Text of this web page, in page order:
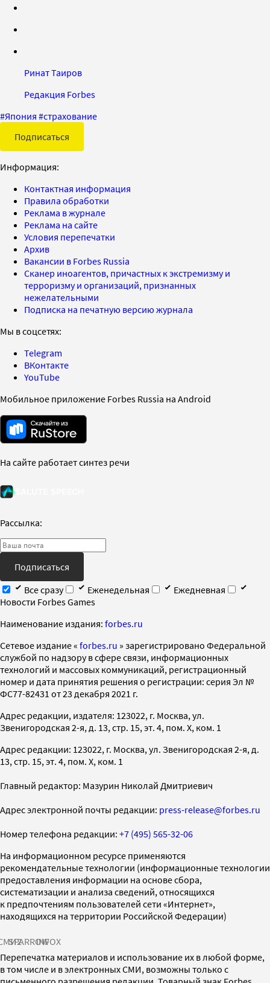
Ринат Таиров
Редакция Forbes
#Япония #страхование
Подписаться
Информация:
Контактная информация
Правила обработки
Реклама в журнале
Реклама на сайте
Условия перепечатки
Архив
Вакансии в Forbes Russia
Сканер иноагентов, причастных к экстремизму и
терроризму и организаций, признанных
нежелательными
Подписка на печатную версию журнала
Мы в соцсетях:
Telegram
ВКонтакте
YouTube
Мобильное приложение Forbes Russia на Android
На сайте работает синтез речи
Рассылка:
Подписаться
Все сразу
Еженедельная
Ежедневная
Новости Forbes Games
Наименование издания: forbes.ru
Cетевое издание « forbes.ru » зарегистрировано Федеральной
службой по надзору в сфере связи, информационных
технологий и массовых коммуникаций, регистрационный
номер и дата принятия решения о регистрации: серия Эл №
ФС77-82431 от 23 декабря 2021 г.
Адрес редакции, издателя: 123022, г. Москва, ул.
Звенигородская 2-я, д. 13, стр. 15, эт. 4, пом. X, ком. 1
Адрес редакции: 123022, г. Москва, ул. Звенигородская 2-я, д.
13, стр. 15, эт. 4, пом. X, ком. 1
Главный редактор: Мазурин Николай Дмитриевич
Адрес электронной почты редакции: press-release@forbes.ru
Номер телефона редакции: +7 (495) 565-32-06
На информационном ресурсе применяются
рекомендательные технологии (информационные технологии
предоставления информации на основе сбора,
систематизации и анализа сведений, относящихся
к предпочтениям пользователей сети «Интернет»,
находящихся на территории Российской Федерации)
SPARROWINFOX
Перепечатка материалов и использование их в любой форме,
в том числе и в электронных СМИ, возможны только с